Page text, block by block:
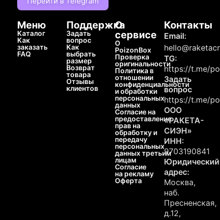
Меню
Каталог
Как
заказать
FAQ
Поддержка
Задать
вопрос
Как
выбрать
размер
Возврат
товара
Отзывы
клиентов
О
сервисе
О
PoizonBox
Проверка
оригинальности
Политика в
отношении
конфиденциальности
и обработки
персональных
данных
Согласие на
предоставление
прав на
обработку и
передачу
персональных
данных третьим
лицам
Согласие
на рекламу
Оферта
Контакты
Email:
TG:
https://t.me/
Задать
вопрос
https://t.me/
ООО
«РАКЕТА-
СИЭН»
ИНН:
9703190841
Юридический
адрес:
Москва,
наб.
Пресненская,
д.12,